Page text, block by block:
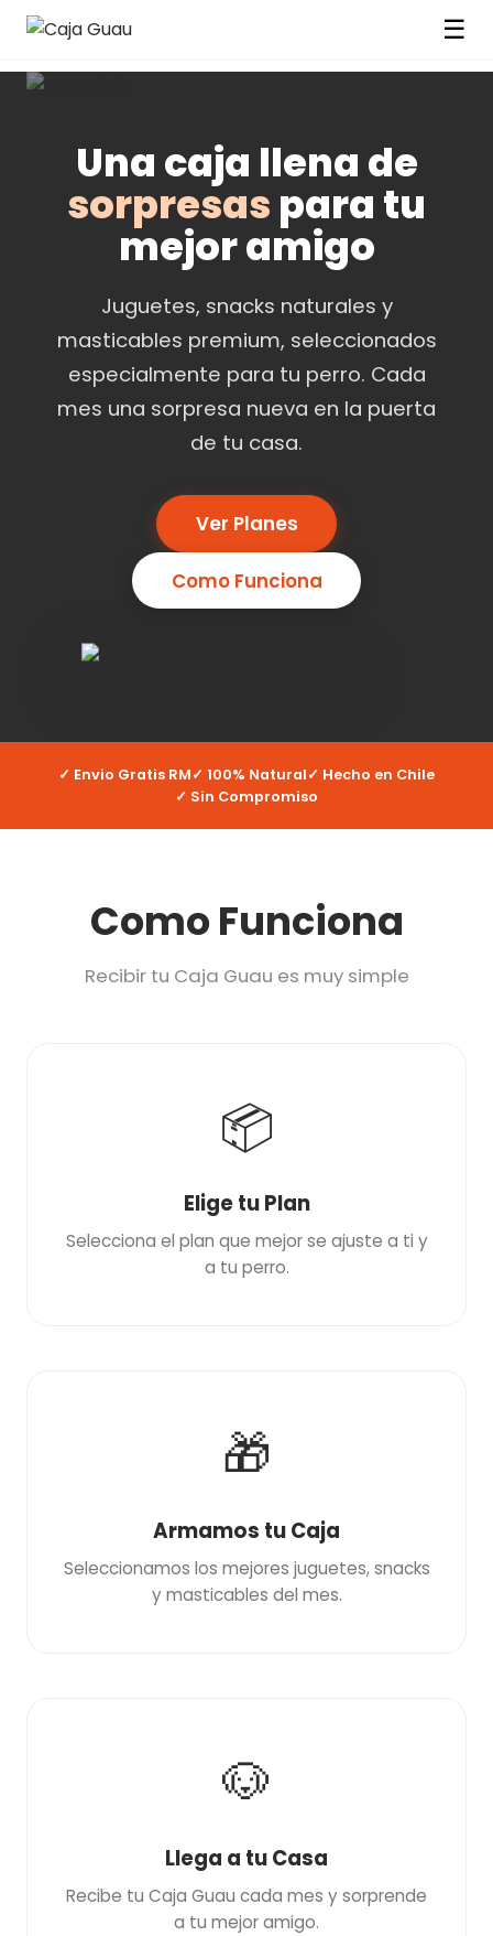
☰
Una caja llena de
sorpresas para tu
mejor amigo
Juguetes, snacks naturales y
masticables premium, seleccionados
especialmente para tu perro. Cada
mes una sorpresa nueva en la puerta
de tu casa.
Ver Planes
Como Funciona
✓ Envio Gratis RM✓ 100% Natural✓ Hecho en Chile
✓ Sin Compromiso
Como Funciona
Recibir tu Caja Guau es muy simple
📦
Elige tu Plan
Selecciona el plan que mejor se ajuste a ti y
a tu perro.
🎁
Armamos tu Caja
Seleccionamos los mejores juguetes, snacks
y masticables del mes.
🐶
Llega a tu Casa
Recibe tu Caja Guau cada mes y sorprende
a tu mejor amigo.